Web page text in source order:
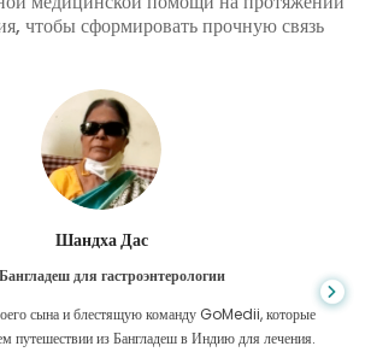
чтобы сформировать прочную связь
Шандха Дас
для гастроэнтерологии
сына и блестящую команду GoMedii, которые
путешествии из Бангладеш в Индию для лечения.